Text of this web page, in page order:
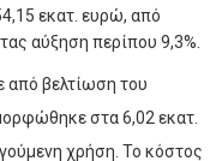
εκατ. ευρώ, από
αύξηση περίπου 9,3%.
βελτίωση του
στα 6,02 εκατ.
χρήση. Το κόστος